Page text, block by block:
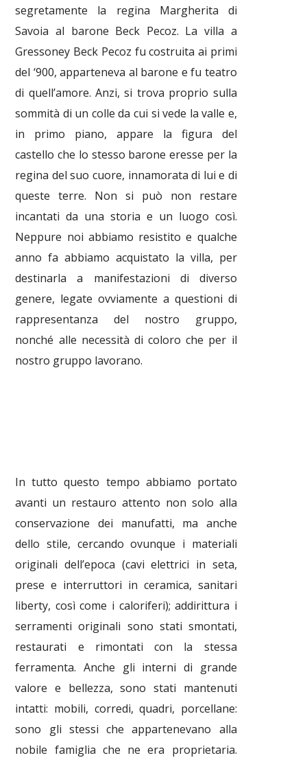
segretamente la regina Margherita di
Savoia al barone Beck Pecoz. La villa a
Gressoney Beck Pecoz fu costruita ai primi
del ‘900, apparteneva al barone e fu teatro
di quell’amore. Anzi, si trova proprio sulla
sommità di un colle da cui si vede la valle e,
in primo piano, appare la figura del
castello che lo stesso barone eresse per la
regina del suo cuore, innamorata di lui e di
queste terre. Non si può non restare
incantati da una storia e un luogo così.
Neppure noi abbiamo resistito e qualche
anno fa abbiamo acquistato la villa, per
destinarla a manifestazioni di diverso
genere, legate ovviamente a questioni di
rappresentanza del nostro gruppo,
nonché alle necessità di coloro che per il
nostro gruppo lavorano.
In tutto questo tempo abbiamo portato
avanti un restauro attento non solo alla
conservazione dei manufatti, ma anche
dello stile, cercando ovunque i materiali
originali dell’epoca (cavi elettrici in seta,
prese e interruttori in ceramica, sanitari
liberty, così come i caloriferi); addirittura i
serramenti originali sono stati smontati,
restaurati e rimontati con la stessa
ferramenta. Anche gli interni di grande
valore e bellezza, sono stati mantenuti
intatti: mobili, corredi, quadri, porcellane:
sono gli stessi che appartenevano alla
nobile famiglia che ne era proprietaria.